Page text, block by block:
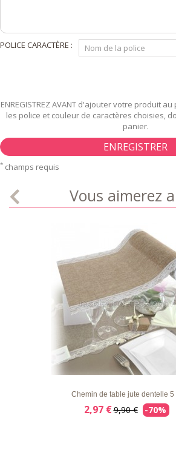
POLICE CARACTÈRE :
ENREGISTREZ AVANT d'ajouter votre produit au
les police et couleur de caractères choisies,
panier.
ENREGISTRER
* champs requis
Vous aimerez
APERÇU RAPIDE
Chemin de table jute dentelle 5
2,97 €9,90 € -70%